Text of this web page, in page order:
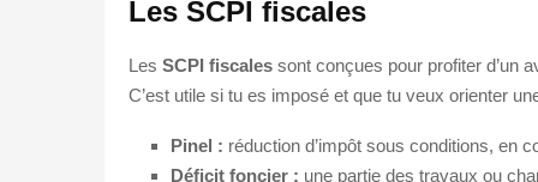
Les SCPI fiscales
Les SCPI fiscales sont conçues pour profiter d’un
C’est utile si tu es imposé et que tu veux orienter
Pinel : réduction d’impôt sous conditions, en
Déficit foncier : une partie des travaux ou